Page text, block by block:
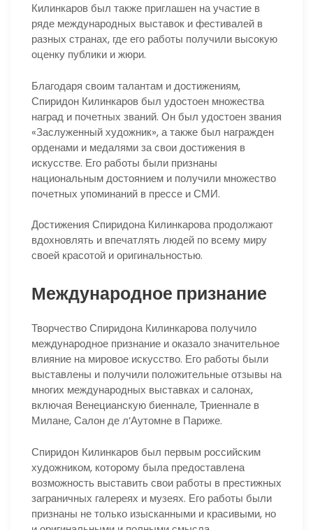
Килинкаров был также приглашен на участие в
ряде международных выставок и фестивалей в
разных странах, где его работы получили высокую
оценку публики и жюри.
Благодаря своим талантам и достижениям,
Спиридон Килинкаров был удостоен множества
наград и почетных званий. Он был удостоен звания
«Заслуженный художник», а также был награжден
орденами и медалями за свои достижения в
искусстве. Его работы были признаны
национальным достоянием и получили множество
почетных упоминаний в прессе и СМИ.
Достижения Спиридона Килинкарова продолжают
вдохновлять и впечатлять людей по всему миру
своей красотой и оригинальностью.
Международное признание
Творчество Спиридона Килинкарова получило
международное признание и оказало значительное
влияние на мировое искусство. Его работы были
выставлены и получили положительные отзывы на
многих международных выставках и салонах,
включая Венецианскую биеннале, Триеннале в
Милане, Салон де л’Аутомне в Париже.
Спиридон Килинкаров был первым российским
художником, которому была предоставлена
возможность выставить свои работы в престижных
заграничных галереях и музеях. Его работы были
признаны не только изысканными и красивыми, но